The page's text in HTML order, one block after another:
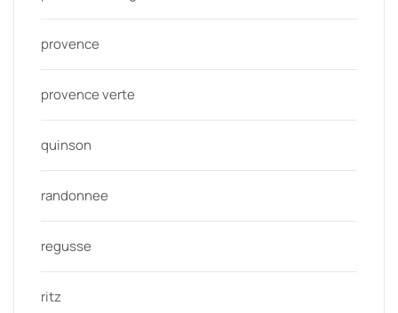
provence
provence verte
quinson
randonnee
regusse
ritz